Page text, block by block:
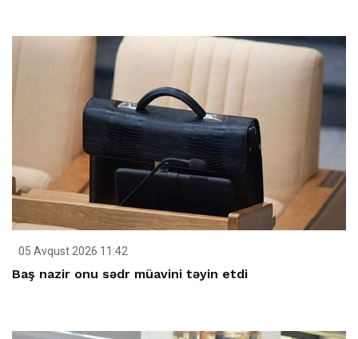
05 Avqust 2026 11:42
Baş nazir onu sədr müavini təyin etdi